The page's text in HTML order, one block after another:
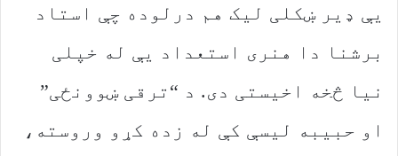
یې ډیر ښکلی لیک هم درلوده چې استاد
برشنا دا هنری استعداد یې له خپلی
نیا څخه اخیستی دی. د “ترقی ښوونځی”
او حبیبه لیسې کې له زده کړو وروسته،